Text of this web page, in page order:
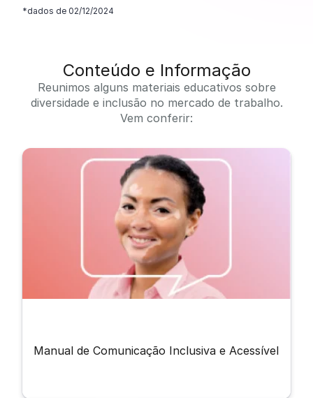
*dados de 02/12/2024
Conteúdo e Informação
Reunimos alguns materiais educativos sobre
diversidade e inclusão no mercado de trabalho.
Vem conferir:
Manual de Comunicação Inclusiva e Acessível